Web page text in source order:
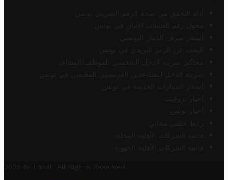
أداة التحقق من صحة الرقم الضريبي تونس
محول رقم الحساب الآيبان في تونس
أسعار صرف الدينار التونسي
البحث عن الرمز البريدي في تونس
محاكي ضريبة الدخل الشخصي للموظف/المتقاعد
ضريبة الدخل للمتقاعدين الفرنسيين المقيمين في تونس
أسعار السيارات الجديدة في تونس
أخبار تروفيت
أخبار تونس
رابط خلفي مجاني
قائمة الشركات الأهلية المحلية
قائمة الشركات الأهلية الجهوية
2025 © Trovit. All Rights Reserved.